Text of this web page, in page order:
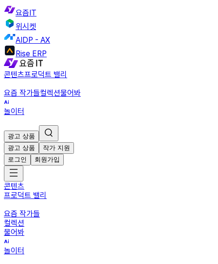
요즘IT
위시켓
AIDP - AX
Rise ERP
콘텐츠프로덕트 밸리
요즘 작가들컬렉션물어봐
놀이터
광고 상품
광고 상품
작가 지원
로그인
회원가입
콘텐츠
프로덕트 밸리
요즘 작가들
컬렉션
물어봐
놀이터